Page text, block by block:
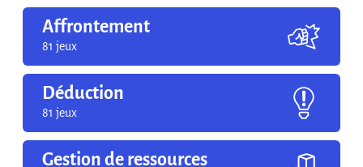
Affrontement
81 jeux
Déduction
81 jeux
Gestion de ressources